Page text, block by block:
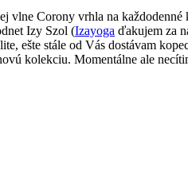
vlne Corony vrhla na
Izy Szol (Izayoga ďakujem za
ešte stále od Vás dostávam
kolekciu. Momentálne ale